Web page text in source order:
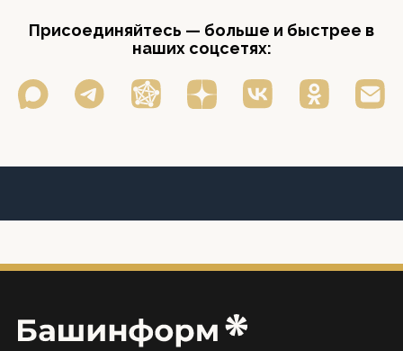
Присоединяйтесь — больше и быстрее в
наших соцсетях: